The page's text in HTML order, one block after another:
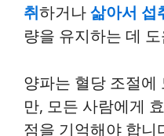
취하거나삶아서 섭
량을 유지하는 데
양파는 혈당 조절에
만, 모든 사람에게
점을 기억해야 합니